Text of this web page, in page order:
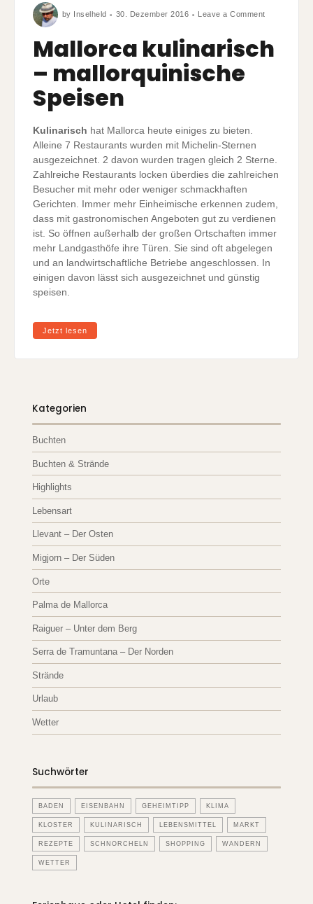
by Inselheld 30. Dezember 2016 Leave a CommentMallorca
Speisen
Mallorca kulinarisch
– mallorquinische
Speisen
Kulinarisch hat Mallorca heute einiges zu bieten.
Alleine 7 Restaurants wurden mit Michelin-Sternen
ausgezeichnet. 2 davon wurden tragen gleich 2 Sterne.
Zahlreiche Restaurants locken überdies die zahlreichen
Besucher mit mehr oder weniger schmackhaften
Gerichten. Immer mehr Einheimische erkennen zudem,
dass mit gastronomischen Angeboten gut zu verdienen
ist. So öffnen außerhalb der großen Ortschaften immer
mehr Landgasthöfe ihre Türen. Sie sind oft abgelegen
und an landwirtschaftliche Betriebe angeschlossen. In
einigen davon lässt sich ausgezeichnet und günstig
speisen.
Jetzt lesen
Kategorien
Buchten
Buchten & Strände
Highlights
Lebensart
Llevant – Der Osten
Migjorn – Der Süden
Orte
Palma de Mallorca
Raiguer – Unter dem Berg
Serra de Tramuntana – Der Norden
Strände
Urlaub
Wetter
Suchwörter
BADEN EISENBAHN GEHEIMTIPP KLIMA
KLOSTER KULINARISCH LEBENSMITTEL MARKT
REZEPTE SCHNORCHELN SHOPPING WANDERN
WETTER